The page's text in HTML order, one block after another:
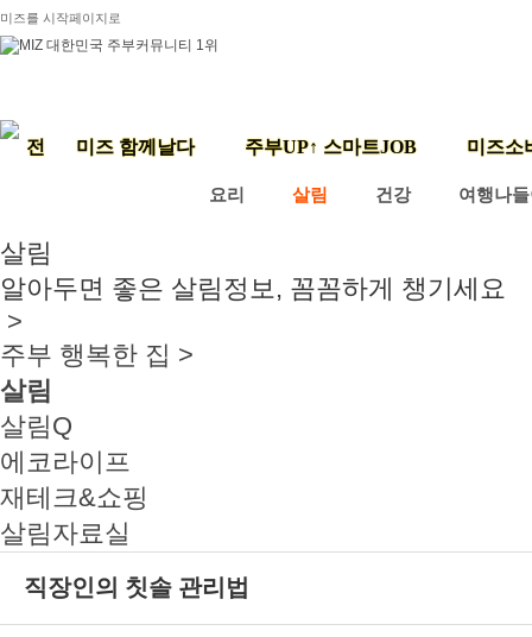
미즈를 시작페이지로
미즈 함께날다 주부UP↑ 스마트JOB 미즈소
요리 살림 건강 여행나
살림
알아두면 좋은 살림정보, 꼼꼼하게 챙기세요
>
주부 행복한 집 >
살림
살림Q
에코라이프
재테크&쇼핑
살림자료실
직장인의 칫솔 관리법